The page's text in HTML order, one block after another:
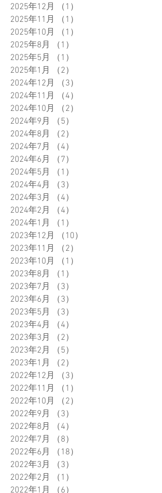
2025年12月
（1）
2025年11月
（1）
2025年10月
（1）
2025年8月
（1）
2025年5月
（1）
2025年1月
（2）
2024年12月
（3）
2024年11月
（4）
2024年10月
（2）
2024年9月
（5）
2024年8月
（2）
2024年7月
（4）
2024年6月
（7）
2024年5月
（1）
2024年4月
（3）
2024年3月
（4）
2024年2月
（4）
2024年1月
（1）
2023年12月
（10）
2023年11月
（2）
2023年10月
（1）
2023年8月
（1）
2023年7月
（3）
2023年6月
（3）
2023年5月
（3）
2023年4月
（4）
2023年3月
（2）
2023年2月
（5）
2023年1月
（2）
2022年12月
（3）
2022年11月
（1）
2022年10月
（2）
2022年9月
（3）
2022年8月
（4）
2022年7月
（8）
2022年6月
（18）
2022年3月
（3）
2022年2月
（1）
2022年1月
（6）